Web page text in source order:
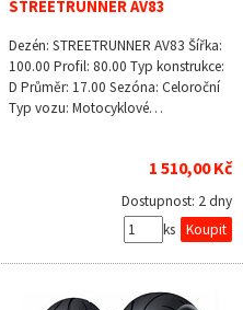
STREETRUNNER AV83
Dezén: STREETRUNNER AV83 Šířka:
100.00 Profil: 80.00 Typ konstrukce:
D Průměr: 17.00 Sezóna: Celoroční
Typ vozu: Motocyklové…
1 510,00 Kč
Dostupnost: 2 dny
ks